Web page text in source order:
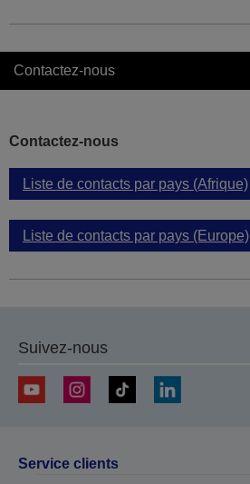
Contactez-nous
Contactez-nous
Liste de contacts par pays (Afrique)
Liste de contacts par pays (Europe)
Suivez-nous
Service clients